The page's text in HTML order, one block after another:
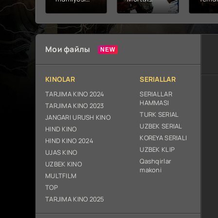
tarjima HD
skachat
kombat 2 /
(2026)
Uzbek tilida
2026
ix
Мои файлы
KINOLAR
TARJIMA KINO 2024
TARJIMA KINO 2023
JANGARI URUSH KINO
HIND KINO
HIND KINO 2024
UJAS KINO
UZBEK KINO
MULTFILM
TOP
TARJIMA KINO 2025
SERIALLAR
SERIALLAR
HAMMASI
TURK SERIAL
UZBEK SERIAL
KOREYA SERIALI
UZBEK KLIP
Qashqirlar
makoni